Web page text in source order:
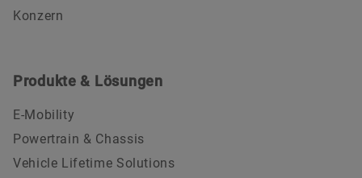
Konzern
Produkte & Lösungen
E-Mobility
Powertrain & Chassis
Vehicle Lifetime Solutions